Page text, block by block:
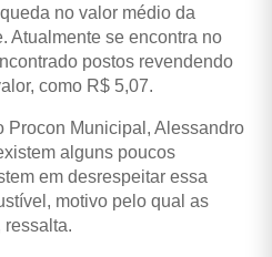
no valor médio da
Atualmente se encontra no
postos revendendo
como R$ 5,07.
Procon Municipal, Alessandro
alguns poucos
em desrespeitar essa
motivo pelo qual as
ressalta.